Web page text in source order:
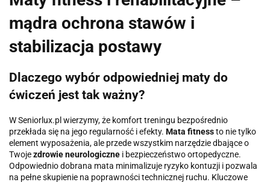
mądra ochrona stawów i
stabilizacja postawy
Dlaczego wybór odpowiedniej maty do
ćwiczeń jest tak ważny?
W Seniorlux.pl wierzymy, że komfort treningu bezpośrednio
przekłada się na jego regularność i efekty. Mata fitnessto nie tylko
element wyposażenia, ale przede wszystkim narzędzie dbające o
Twojezdrowie neurologiczne i bezpieczeństwo ortopedyczne.
Odpowiednio dobrana mata minimalizuje ryzyko kontuzji i pozwala
na pełne skupienie na poprawności technicznej ruchu. Kluczowe